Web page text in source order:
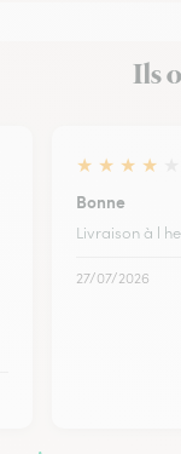
Ils
★ ★ ★ ★
Bonne
Livraison à l
27/07/2026